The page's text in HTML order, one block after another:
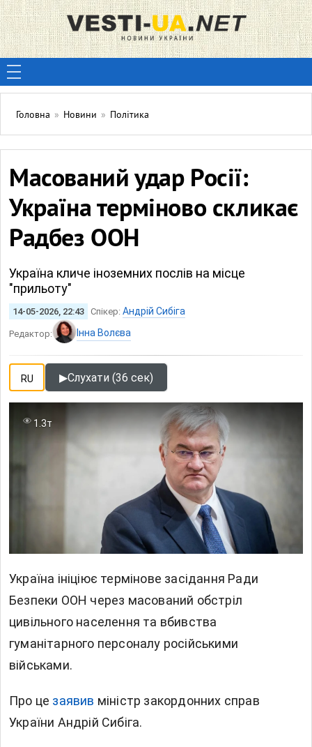
Головна » Новини » Політика
Масований удар Росії:
Україна терміново скликає
Радбез ООН
Україна кличе іноземних послів на місце
"прильоту"
14-05-2026, 22:43 Спікер: Андрій Сибіга
Редактор: Інна Волєва
RU ▶Слухати (36 сек)
1.3т
Україна ініціює термінове засідання Ради
Безпеки ООН через масований обстріл
цивільного населення та вбивства
гуманітарного персоналу російськими
військами.
Про це заявив міністр закордонних справ
України Андрій Сибіга.